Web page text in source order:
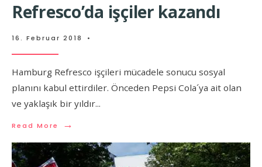
Refresco’da işçiler kazandı
16. Februar 2018 •
Hamburg Refresco işçileri mücadele sonucu sosyal
planını kabul ettirdiler. Önceden Pepsi Cola´ya ait olan
ve yaklaşık bir yıldır...
Read More →